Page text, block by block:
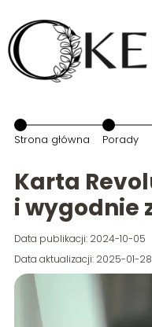
Strona główna Porady
Karta
i wygodnie
Data publikacji: 2024-10-05
Data aktualizacji: 2025-01-28